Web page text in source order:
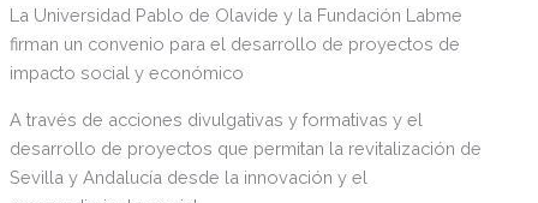
La Universidad Pablo de Olavide y la Fundación Labme
firman un convenio para el desarrollo de proyectos de
impacto social y económico
A través de acciones divulgativas y formativas y el
desarrollo de proyectos que permitan la revitalización de
Sevilla y Andalucía desde la innovación y el